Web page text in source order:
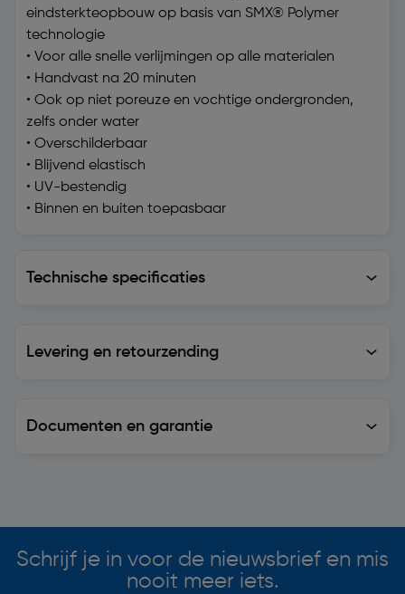
eindsterkteopbouw op basis van SMX® Polymer
technologie
• Voor alle snelle verlijmingen op alle materialen
• Handvast na 20 minuten
• Ook op niet poreuze en vochtige ondergronden,
zelfs onder water
• Overschilderbaar
• Blijvend elastisch
• UV-bestendig
• Binnen en buiten toepasbaar
Technische specificaties
Levering en retourzending
Documenten en garantie
Schrijf je in voor de nieuwsbrief en mis
nooit meer iets.